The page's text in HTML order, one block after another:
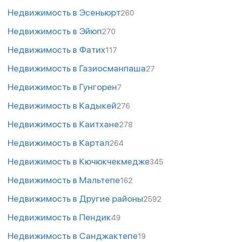
Недвижимость в Эсеньюрт260
Недвижимость в Эйюп270
Недвижимость в Фатих117
Недвижимость в Газиосманпаша27
Недвижимость в Гунгорен7
Недвижимость в Кадыкей276
Недвижимость в Каитхане278
Недвижимость в Картал264
Недвижимость в Кючюкчекмедже345
Недвижимость в Мальтепе162
Недвижимость в Другие районы2592
Недвижимость в Пендик49
Недвижимость в Санджактепе19